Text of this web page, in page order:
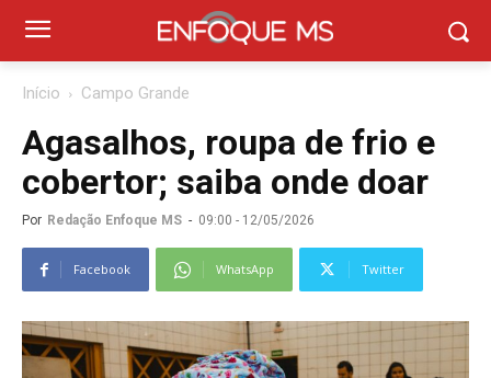
Início Campo Grande
Agasalhos, roupa de frio e
cobertor; saiba onde doar
Por Redação Enfoque MS - 09:00 - 12/05/2026
Facebook WhatsApp Twitter